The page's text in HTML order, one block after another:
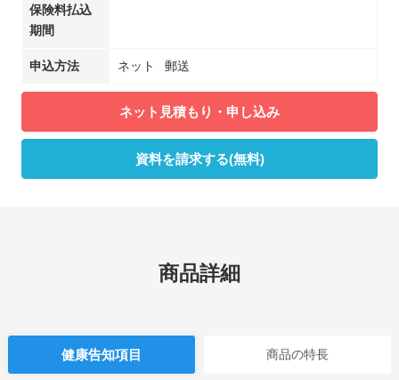
保険料払込
期間
申込方法 ネット 郵送
資料を請求する(無料)
ネット見積もり・申し込み
商品詳細
健康告知項目 商品の特長